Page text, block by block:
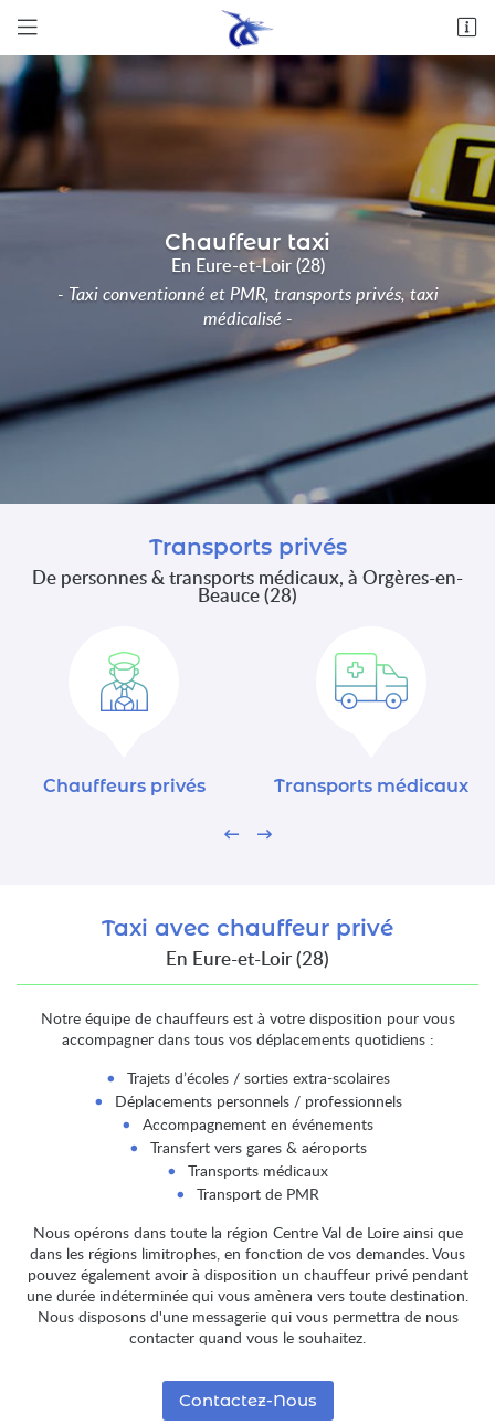
Rue nationale, ZA du Champs Belon
28140 Orgères-en-Beauce
02 37 99 84 38
Chauffeur taxi
En Eure-et-Loir (28)
- Taxi conventionné et PMR, transports privés, taxi
médicalisé -
Transports privés
De personnes & transports médicaux, à Orgères-en-
Beauce (28)
Chauffeurs privés Transports médicaux
Taxi avec chauffeur privé
En Eure-et-Loir (28)
Notre équipe de chauffeurs est à votre disposition pour vous
accompagner dans tous vos déplacements quotidiens :
Trajets d’écoles / sorties extra-scolaires
Déplacements personnels / professionnels
Accompagnement en événements
Transfert vers gares & aéroports
Transports médicaux
Transport de PMR
Nous opérons dans toute la région Centre Val de Loire ainsi que
dans les régions limitrophes, en fonction de vos demandes. Vous
pouvez également avoir à disposition un chauffeur privé pendant
une durée indéterminée qui vous amènera vers toute destination.
Nous disposons d'une messagerie qui vous permettra de nous
contacter quand vous le souhaitez.
Contactez-Nous